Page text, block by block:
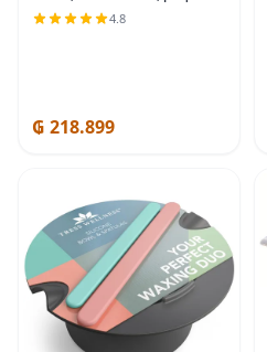
de 12
4.8
₲ 218.899